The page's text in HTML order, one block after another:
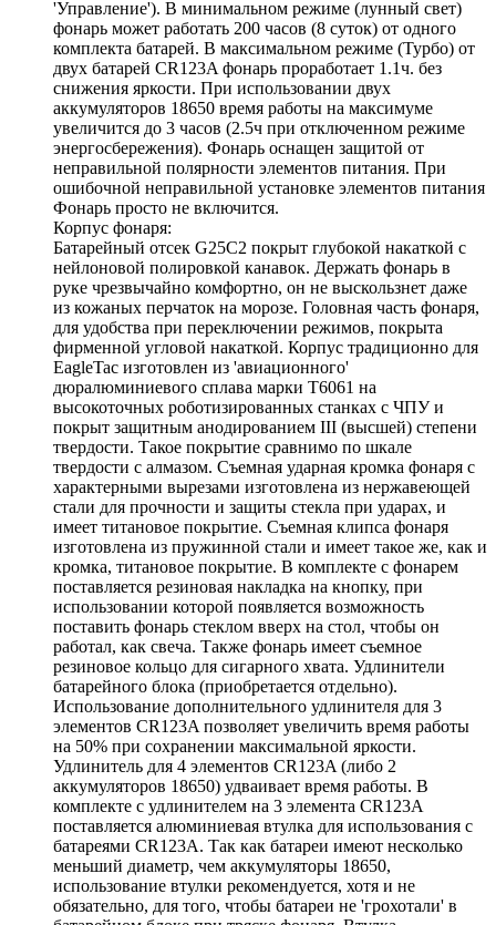
'Управление'). В минимальном режиме (лунный свет)
фонарь может работать 200 часов (8 суток) от одного
комплекта батарей. В максимальном режиме (Турбо) от
двух батарей CR123A фонарь проработает 1.1ч. без
снижения яркости. При использовании двух
аккумуляторов 18650 время работы на максимуме
увеличится до 3 часов (2.5ч при отключенном режиме
энергосбережения). Фонарь оснащен защитой от
неправильной полярности элементов питания. При
ошибочной неправильной установке элементов питания
Фонарь просто не включится.
Корпус фонаря:
Батарейный отсек G25C2 покрыт глубокой накаткой с
нейлоновой полировкой канавок. Держать фонарь в
руке чрезвычайно комфортно, он не выскользнет даже
из кожаных перчаток на морозе. Головная часть фонаря,
для удобства при переключении режимов, покрыта
фирменной угловой накаткой. Корпус традиционно для
EagleTac изготовлен из 'авиационного'
дюралюминиевого сплава марки T6061 на
высокоточных роботизированных станках с ЧПУ и
покрыт защитным анодированием III (высшей) степени
твердости. Такое покрытие сравнимо по шкале
твердости с алмазом. Съемная ударная кромка фонаря с
характерными вырезами изготовлена из нержавеющей
стали для прочности и защиты стекла при ударах, и
имеет титановое покрытие. Съемная клипса фонаря
изготовлена из пружинной стали и имеет такое же, как и
кромка, титановое покрытие. В комплекте с фонарем
поставляется резиновая накладка на кнопку, при
использовании которой появляется возможность
поставить фонарь стеклом вверх на стол, чтобы он
работал, как свеча. Также фонарь имеет съемное
резиновое кольцо для сигарного хвата. Удлинители
батарейного блока (приобретается отдельно).
Использование дополнительного удлинителя для 3
элементов CR123A позволяет увеличить время работы
на 50% при сохранении максимальной яркости.
Удлинитель для 4 элементов CR123A (либо 2
аккумуляторов 18650) удваивает время работы. В
комплекте с удлинителем на 3 элемента CR123A
поставляется алюминиевая втулка для использования с
батареями CR123A. Так как батареи имеют несколько
меньший диаметр, чем аккумуляторы 18650,
использование втулки рекомендуется, хотя и не
обязательно, для того, чтобы батареи не 'грохотали' в